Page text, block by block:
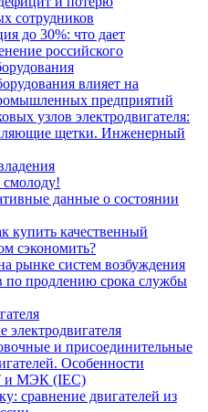
сотрудников
до 30%: что дает
российского
влияет на
предприятий
узлов электродвигателя:
щетки. Инженерный
данные о состоянии
качественный
сэкономить?
рынке систем возбуждения
по продлению срока службы
электродвигателя
и присоединительные
Особенности
и МЭК (IEC)
сравнение двигателей из